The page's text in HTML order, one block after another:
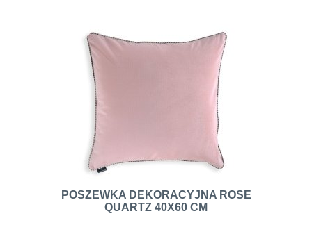
POSZEWKA DEKORACYJNA ROSE
QUARTZ 40X60 CM